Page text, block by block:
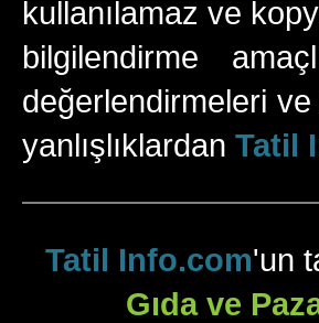
kullanılamaz ve
bilgilendirme
değerlendirmeleri
yanlışlıklardan Tatil
Tatil Info.com'un
Gıda ve